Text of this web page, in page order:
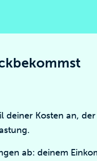
deiner Kosten an,
ab: deinem